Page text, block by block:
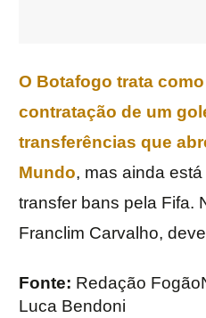
O Botafogo trata
contratação de um
transferências que
Mundo, mas ainda
transfer bans pela Fifa.
Franclim Carvalho,
Fonte: Redação
Luca Bendoni